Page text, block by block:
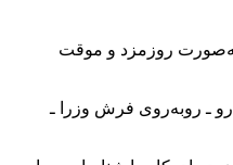
به‌صورت روزمزد و موقت
اسفند ماه ۱۴۰۳، متهم ۲۳ ساله در حوالی چهارراه ایران‌خودرو ـ روبه‌روی فرش وزرا ـ